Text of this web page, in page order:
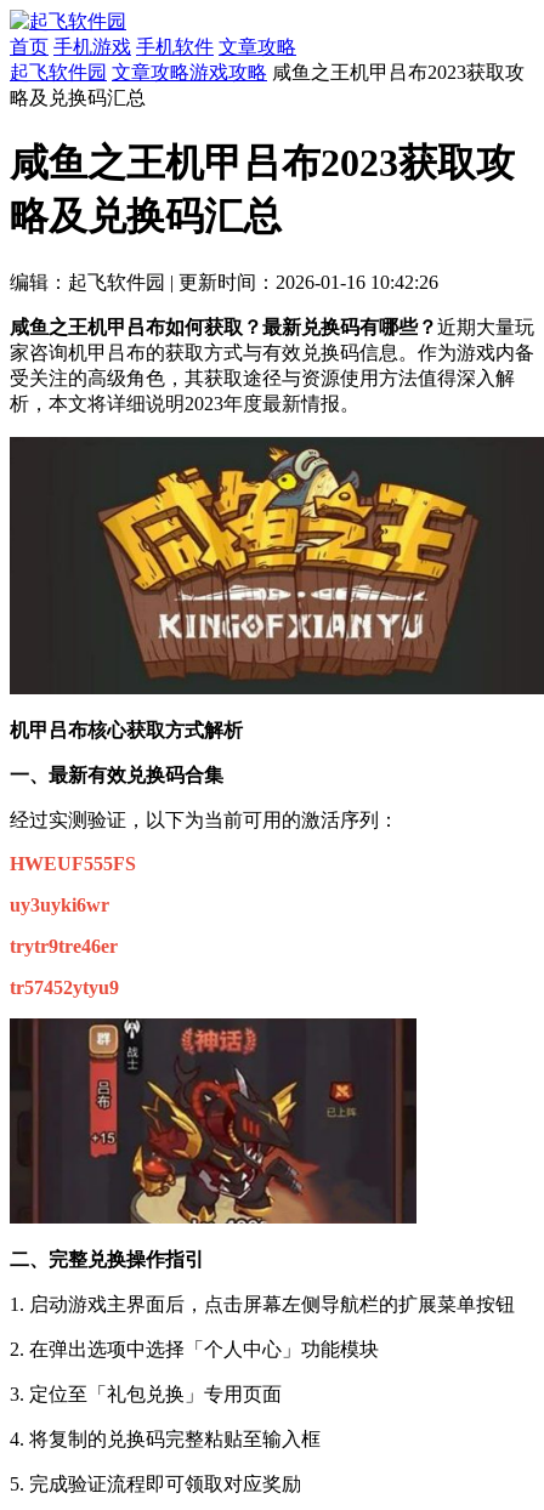
首页 手机游戏 手机软件 文章攻略
起飞软件园 文章攻略游戏攻略 咸鱼之王机甲吕布2023获取攻
略及兑换码汇总
咸鱼之王机甲吕布2023获取攻
略及兑换码汇总
编辑：起飞软件园 | 更新时间：2026-01-16 10:42:26
咸鱼之王机甲吕布如何获取？最新兑换码有哪些？近期大量玩
家咨询机甲吕布的获取方式与有效兑换码信息。作为游戏内备
受关注的高级角色，其获取途径与资源使用方法值得深入解
析，本文将详细说明2023年度最新情报。
机甲吕布核心获取方式解析
一、最新有效兑换码合集
经过实测验证，以下为当前可用的激活序列：
HWEUF555FS
uy3uyki6wr
trytr9tre46er
tr57452ytyu9
二、完整兑换操作指引
1. 启动游戏主界面后，点击屏幕左侧导航栏的扩展菜单按钮
2. 在弹出选项中选择「个人中心」功能模块
3. 定位至「礼包兑换」专用页面
4. 将复制的兑换码完整粘贴至输入框
5. 完成验证流程即可领取对应奖励